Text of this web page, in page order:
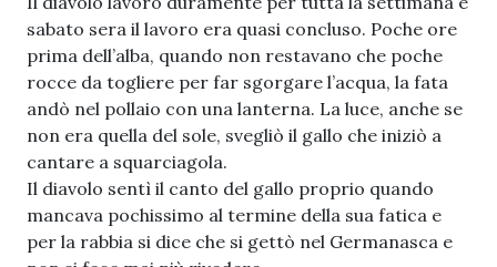
sabato sera il lavoro era quasi concluso. Poche ore
prima dell’alba, quando non restavano che poche
rocce da togliere per far sgorgare l’acqua, la fata
andò nel pollaio con una lanterna. La luce, anche se
non era quella del sole, svegliò il gallo che iniziò a
cantare a squarciagola.
Il diavolo sentì il canto del gallo proprio quando
mancava pochissimo al termine della sua fatica e
per la rabbia si dice che si gettò nel Germanasca e